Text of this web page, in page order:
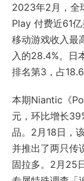
2023年2月，全
Play 付费近61
移动游戏收入最
入的28.4%。日
排名第3，占
本期Niantic《
元，环比增长
品。2月18日，
并推出了两只传
固拉多。2月25